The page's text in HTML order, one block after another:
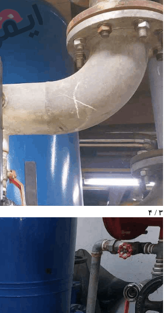
۳ / ۴